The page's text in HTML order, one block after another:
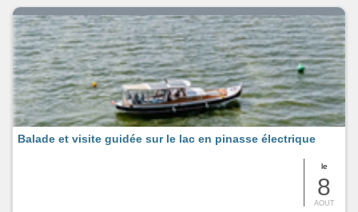
le
8
AOUT
Balade et visite guidée sur le lac en pinasse électrique